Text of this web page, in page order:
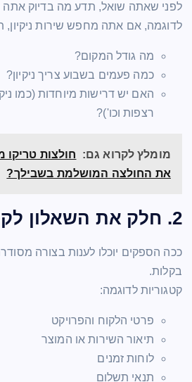
לפני שאתה שואל, תדע מה בדיוק אתה
לדוגמה, אם אתה מחפש שירות ניקיון,
מה גודל המקום?
כמה פעמים בשבוע צריך ניקיון?
האם יש דרישות מיוחדות (כמו
רצפות וכו')?
מומלץ לקרוא גם:
חולצות טריקו
את החולצה המושלמת בשבילך?
2. חלק את השאלון לקטגוריות
ככה הספקים יוכלו לענות בצורה
בקלות.
קטגוריות לדוגמה:
פרטי הלקוח והפרויקט
תיאור השירות או המוצר
לוחות זמנים
תנאי תשלום